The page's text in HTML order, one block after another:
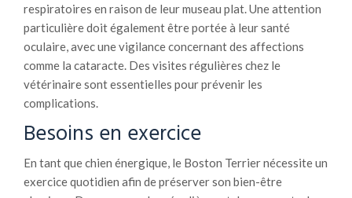
respiratoires en raison de leur museau plat. Une attention
particulière doit également être portée à leur santé
oculaire, avec une vigilance concernant des affections
comme la cataracte. Des visites régulières chez le
vétérinaire sont essentielles pour prévenir les
complications.
Besoins en exercice
En tant que chien énergique, le Boston Terrier nécessite un
exercice quotidien afin de préserver son bien-être